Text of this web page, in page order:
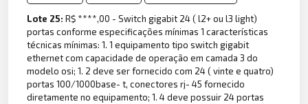
Lote 25:R$ ****,00 - Switch gigabit 24 ( l2+ ou l3 light)
portas conforme especificações mínimas 1 características
técnicas mínimas: 1. 1 equipamento tipo switch gigabit
ethernet com capacidade de operação em camada 3 do
modelo osi; 1. 2 deve ser fornecido com 24 ( vinte e quatro)
portas 100/1000base- t, conectores rj- 45 fornecido
diretamente no equipamento; 1. 4 deve possuir 24 portas